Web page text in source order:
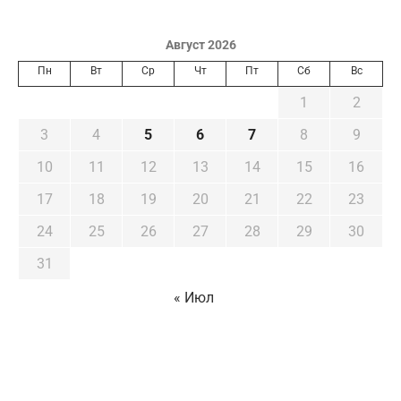
Август 2026
Пн Вт Ср Чт Пт Сб Вс
1
2
3
4 5 6 7 8
9
10
11 12 13 14 15
16
17
18 19 20 21 22
23
24
25 26 27 28 29
30
31
« Июл